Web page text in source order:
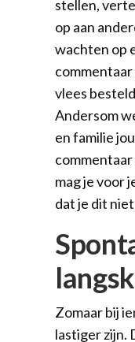
stellen,
op aan
wachten op
vlees
Andersom
en familie
mag je voor
dat je dit
Zomaar bij
lastiger zijn.